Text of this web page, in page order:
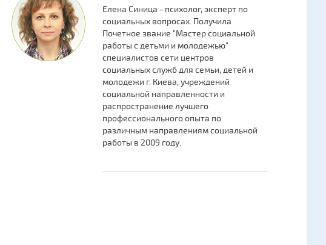
Елена Синица - психолог, эксперт по
социальных вопросах. Получила
Почетное звание "Мастер социальной
работы с детьми и молодежью"
специалистов сети центров
социальных служб для семьи, детей и
молодежи г. Киева, учреждений
социальной направленности и
распространение лучшего
профессионального опыта по
различным направлениям социальной
работы в 2009 году.